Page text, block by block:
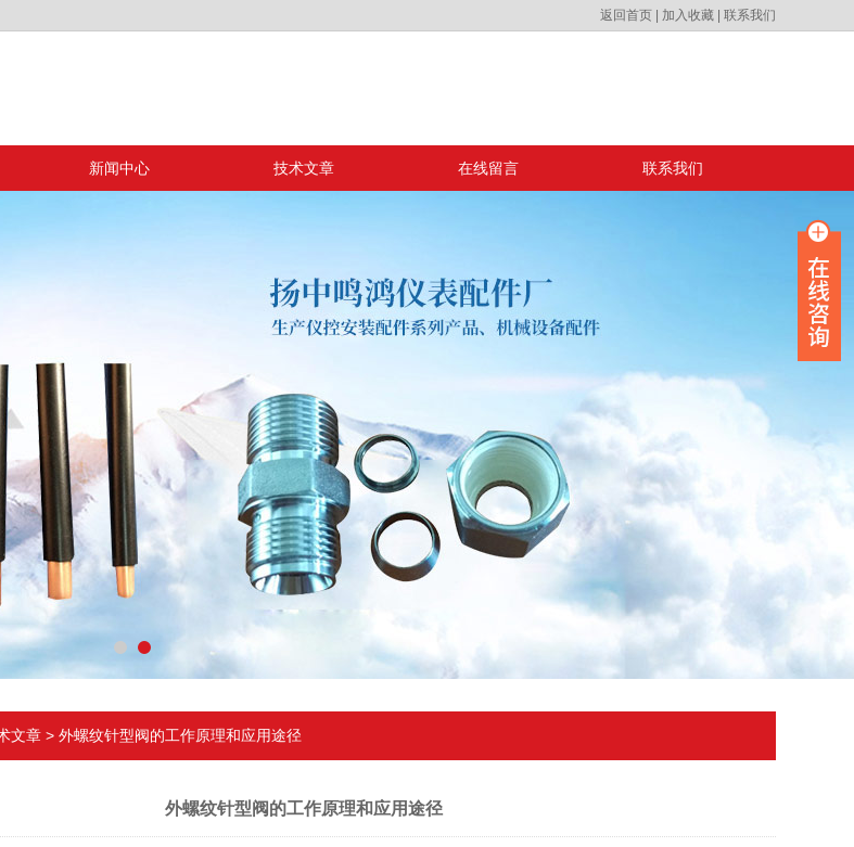
返回首页 加入收藏 联系我们
新闻中心 技术文章 在线留言 联系我们
文章 > 外螺纹针型阀的工作原理和应用途径
外螺纹针型阀的工作原理和应用途径